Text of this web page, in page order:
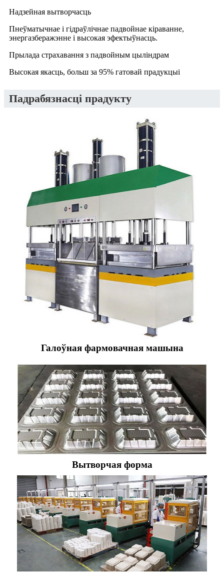
Надзейная вытворчасць
Пнеўматычнае і гідраўлічнае падвойнае кіраванне,
энергазберажэнне і высокая эфектыўнасць.
Прылада страхавання з падвойным цыліндрам
Высокая якасць, больш за 95% гатовай прадукцыі
Падрабязнасці прадукту
Галоўная фармовачная машына
Вытворчая форма